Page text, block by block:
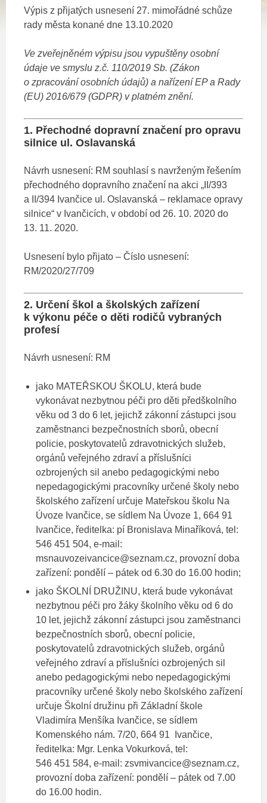
Výpis z přijatých usnesení 27. mimořádné schůze
rady města konané dne 13.10.2020
Ve zveřejněném výpisu jsou vypuštěny osobní
údaje ve smyslu z.č. 110/2019 Sb. (Zákon
o zpracování osobních údajů) a nařízení EP a Rady
(EU) 2016/679 (GDPR) v platném znění.
1. Přechodné dopravní značení pro opravu
silnice ul. Oslavanská
Návrh usnesení: RM souhlasí s navrženým řešením
přechodného dopravního značení na akci „II/393
a II/394 Ivančice ul. Oslavanská – reklamace opravy
silnice“ v Ivančicích, v období od 26. 10. 2020 do
13. 11. 2020.
Usnesení bylo přijato – Číslo usnesení:
RM/2020/27/709
2. Určení škol a školských zařízení
k výkonu péče o děti rodičů vybraných
profesí
Návrh usnesení: RM
jako MATEŘSKOU ŠKOLU, která bude
vykonávat nezbytnou péči pro děti předškolního
věku od 3 do 6 let, jejichž zákonní zástupci jsou
zaměstnanci bezpečnostních sborů, obecní
policie, poskytovatelů zdravotnických služeb,
orgánů veřejného zdraví a příslušníci
ozbrojených sil anebo pedagogickými nebo
nepedagogickými pracovníky určené školy nebo
školského zařízení určuje Mateřskou školu Na
Úvoze Ivančice, se sídlem Na Úvoze 1, 664 91
Ivančice, ředitelka: pí Bronislava Minaříková, tel:
546 451 504, e-mail:
msnauvozeivancice@seznam.cz, provozní doba
zařízení: pondělí – pátek od 6.30 do 16.00 hodin;
jako ŠKOLNÍ DRUŽINU, která bude vykonávat
nezbytnou péči pro žáky školního věku od 6 do
10 let, jejichž zákonní zástupci jsou zaměstnanci
bezpečnostních sborů, obecní policie,
poskytovatelů zdravotnických služeb, orgánů
veřejného zdraví a příslušníci ozbrojených sil
anebo pedagogickými nebo nepedagogickými
pracovníky určené školy nebo školského zařízení
určuje Školní družinu při Základní škole
Vladimíra Menšíka Ivančice, se sídlem
Komenského nám. 7/20, 664 91 Ivančice,
ředitelka: Mgr. Lenka Vokurková, tel:
546 451 584, e-mail: zsvmivancice@seznam.cz,
provozní doba zařízení: pondělí – pátek od 7.00
do 16.00 hodin.